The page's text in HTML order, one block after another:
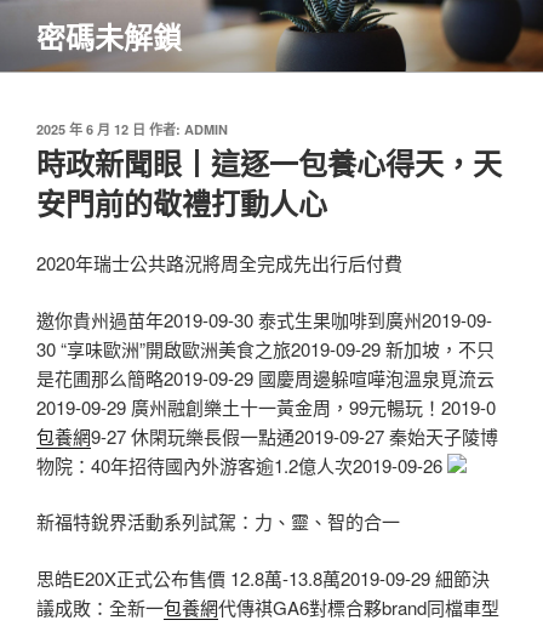
主
密碼未解鎖
發
佈
於
2025 年 6 月 12 日 作者: ADMIN
時政新聞眼丨這逐一包養心得天，天
安門前的敬禮打動人心
2020年瑞士公共路況將周全完成先出行后付費
邀你貴州過苗年2019-09-30 泰式生果咖啡到廣州2019-09-
30 “享味歐洲”開啟歐洲美食之旅2019-09-29 新加坡，不只
是花圃那么簡略2019-09-29 國慶周邊躲喧嘩泡溫泉覓流云
2019-09-29 廣州融創樂土十一黃金周，99元暢玩！2019-0
包養網9-27 休閑玩樂長假一點通2019-09-27 秦始天子陵博
物院：40年招待國內外游客逾1.2億人次2019-09-26
新福特銳界活動系列試駕：力、靈、智的合一
思皓E20X正式公布售價 12.8萬-13.8萬2019-09-29 細節決
議成敗：全新一包養網代傳祺GA6對標合夥brand同檔車型